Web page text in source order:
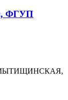
ФГУП
МЫТИЩИНСКАЯ,